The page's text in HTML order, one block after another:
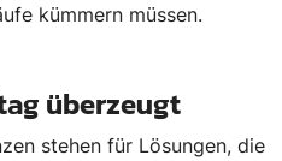
kümmern müssen.
überzeugt
stehen für Lösungen, die